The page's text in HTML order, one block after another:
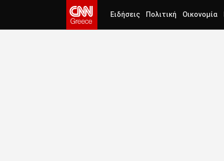
Ειδήσεις Πολιτική Οικονομία